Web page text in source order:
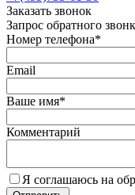
Заказать звонок
Запрос обратного
Номер телефона*
Email
Ваше имя*
Комментарий
Я соглашаюсь на